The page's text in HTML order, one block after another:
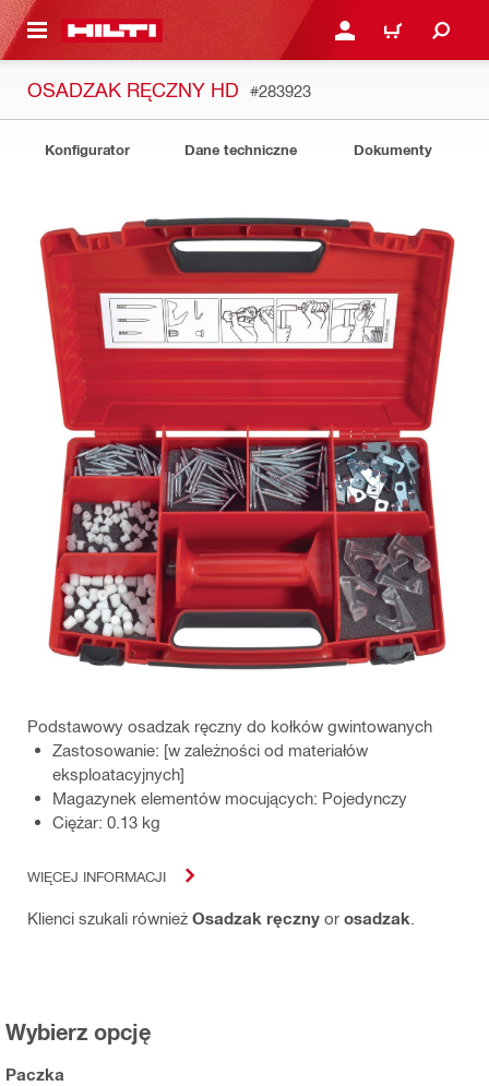
GŁÓWNEJ ZALOGUJ SIĘ LUB
KOSZYK
OSADZAK RĘCZNY HD #283923
Konfigurator Dane techniczne Dokumenty
Podstawowy osadzak ręczny do kołków gwintowanych
Zastosowanie: [w zależności od materiałów
eksploatacyjnych]
Magazynek elementów mocujących: Pojedynczy
Ciężar: 0.13 kg
WIĘCEJ INFORMACJI
Klienci szukali również Osadzak ręczny or osadzak
Wybierz opcję
Paczka